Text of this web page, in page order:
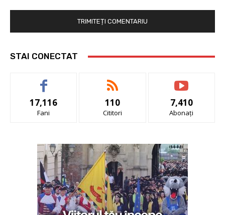
STAI CONECTAT
17,116
Fani
110
Cititori
7,410
Abonați